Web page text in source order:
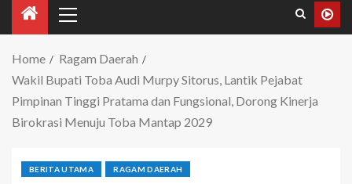
Home
Ragam Daerah
Wakil Bupati Toba Audi Murpy Sitorus, Lantik Pejabat
Pimpinan Tinggi Pratama dan Fungsional, Dorong Kinerja
Birokrasi Menuju Toba Mantap 2029
BERITA UTAMA RAGAM DAERAH